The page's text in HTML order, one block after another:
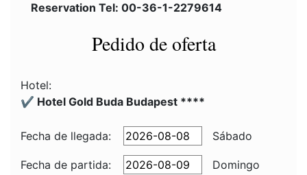
Reservation Tel: 00-36-1-2279614
Pedido de oferta
Hotel:
✔️ Hotel Gold Buda Budapest ****
Fecha de llegada: Sábado
Fecha de partida:
Domingo